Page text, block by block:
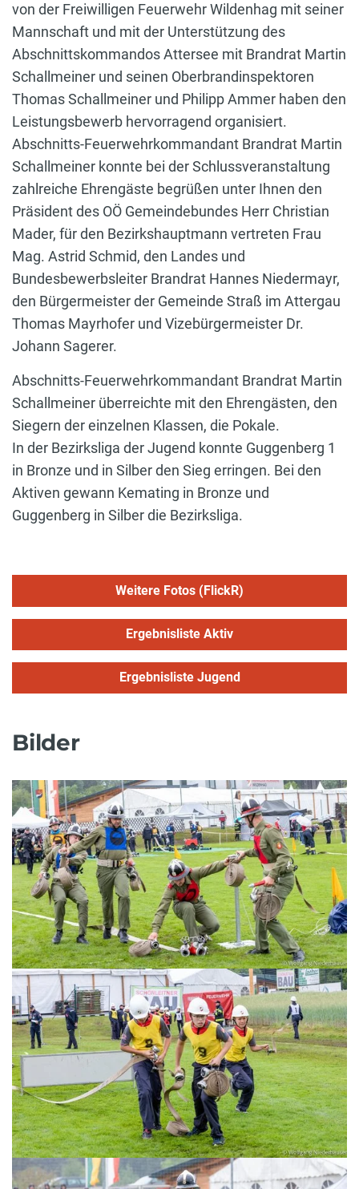
von der Freiwilligen Feuerwehr Wildenhag mit seiner
Mannschaft und mit der Unterstützung des
Abschnittskommandos Attersee mit Brandrat Martin
Schallmeiner und seinen Oberbrandinspektoren
Thomas Schallmeiner und Philipp Ammer haben den
Leistungsbewerb hervorragend organisiert.
Abschnitts-Feuerwehrkommandant Brandrat Martin
Schallmeiner konnte bei der Schlussveranstaltung
zahlreiche Ehrengäste begrüßen unter Ihnen den
Präsident des OÖ Gemeindebundes Herr Christian
Mader, für den Bezirkshauptmann vertreten Frau
Mag. Astrid Schmid, den Landes und
Bundesbewerbsleiter Brandrat Hannes Niedermayr,
den Bürgermeister der Gemeinde Straß im Attergau
Thomas Mayrhofer und Vizebürgermeister Dr.
Johann Sagerer.
Abschnitts-Feuerwehrkommandant Brandrat Martin
Schallmeiner überreichte mit den Ehrengästen, den
Siegern der einzelnen Klassen, die Pokale.
In der Bezirksliga der Jugend konnte Guggenberg 1
in Bronze und in Silber den Sieg erringen. Bei den
Aktiven gewann Kemating in Bronze und
Guggenberg in Silber die Bezirksliga.
Weitere Fotos (FlickR)
Ergebnisliste Aktiv
Ergebnisliste Jugend
Bilder